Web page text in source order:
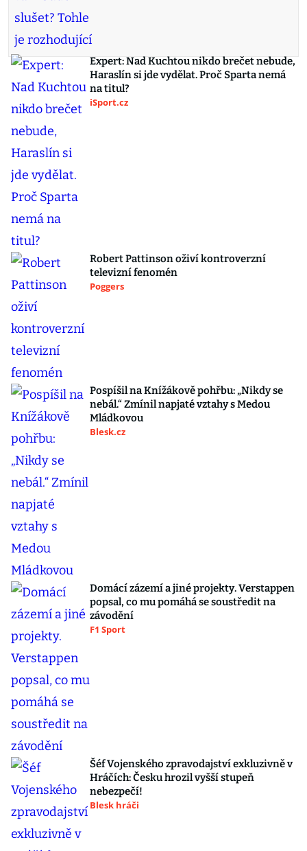
Expert: Nad Kuchtou nikdo brečet nebude,
Haraslín si jde vydělat. Proč Sparta nemá
na titul?
iSport.cz
Robert Pattinson oživí kontroverzní
televizní fenomén
Poggers
Pospíšil na Knížákově pohřbu: „Nikdy se
nebál.“ Zmínil napjaté vztahy s Medou
Mládkovou
Blesk.cz
Domácí zázemí a jiné projekty. Verstappen
popsal, co mu pomáhá se soustředit na
závodění
F1 Sport
Šéf Vojenského zpravodajství exkluzivně v
Hráčích: Česku hrozil vyšší stupeň
nebezpečí!
Blesk hráči